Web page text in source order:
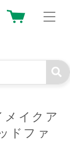
メイクア
ドファ